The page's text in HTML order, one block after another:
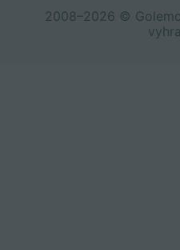
2008–2026 ©